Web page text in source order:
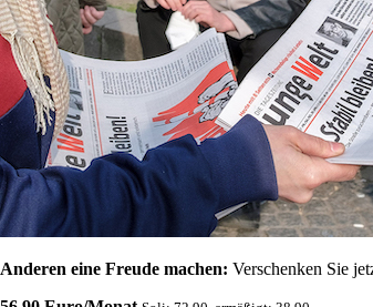
Anderen eine Freude machen: Verschenken Sie